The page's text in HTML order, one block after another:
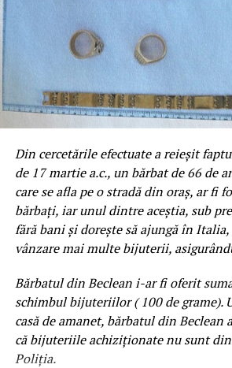
Redacția Ziardetibles.ro
Din cercetările efectuate a reieșit
de 17 martie a.c., un bărbat de 66 de
care se afla pe o stradă din oraș, ar fi
bărbați, iar unul dintre aceștia, sub
fără bani și dorește să ajungă în
vânzare mai multe bijuterii,
Bărbatul din Beclean i-ar fi oferit
schimbul bijuteriilor ( 100 de grame).
casă de amanet, bărbatul din Beclean
că bijuteriile achiziționate nu sunt din
Poliția.